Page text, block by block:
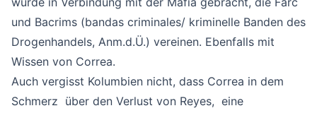
und Bacrims (bandas criminales/ kriminelle Banden des
Drogenhandels, Anm.d.Ü.) vereinen. Ebenfalls mit
Wissen von Correa.
Auch vergisst Kolumbien nicht, dass Correa in dem
Schmerz über den Verlust von Reyes, eine